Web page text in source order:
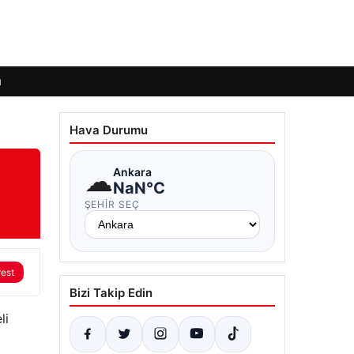
Hava Durumu
☁Ankara
NaN°C
ŞEHIR SEÇ
Bizi Takip Edin